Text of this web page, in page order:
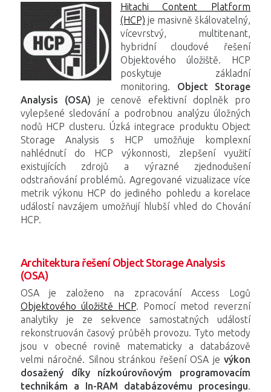
Hitachi Content Platform
(HCP) je masivně škálovatelný,
vícevrstvý, multitenant,
hybridní cloudové řešení
Objektového úložiště. HCP
poskytuje základní
monitoring. Object Storage
Analysis (OSA) je cenově efektivní doplněk pro
vylepšené sledování a podrobnou analýzu úložných
nodů HCP clusteru. Úzká integrace produktu Object
Storage Analysis s HCP umožňuje komplexní
nahlédnutí do HCP výkonnosti, zlepšení využití
existujících zdrojů a výrazné zjednodušení
odstraňování problémů. Agregované vizualizace více
metrik výkonu HCP do jediného pohledu a korelace
událostí navzájem umožňují hlubší vhled do Chování
HCP.
Architektura řešení Object Storage Analysis
(OSA)
OSA je založeno na zpracování Access Logů
Objektového úložiště HCP. Pomocí metod reverzní
analytiky je ze sekvence samostatných událostí
rekonstruován časový průběh provozu. Tyto metody
jsou v obecné rovině matematicky a databázově
velmi náročné. Silnou stránkou řešení OSA jevýkon
dosažený díky nízkoúrovňovým programovacím
technikám a In-RAM databázovému procesingu.